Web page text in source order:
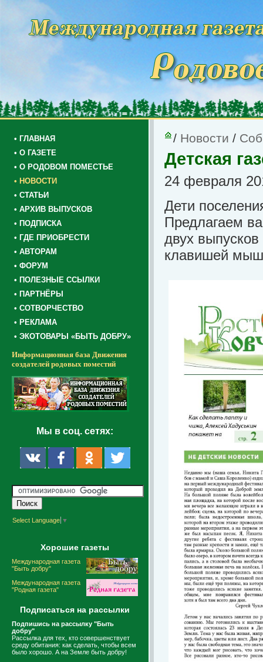
• ГЛАВНАЯ
• О ГАЗЕТЕ
• О РОДОВОМ ПОМЕСТЬЕ
• НОВОСТИ
• СТАТЬИ
• АРХИВ ВЫПУСКОВ
• ПОДПИСКА
• ГДЕ ПРИОБРЕСТИ
• АВТОРАМ
• ФОРУМ
• ПОЛЕЗНЫЕ ССЫЛКИ
• ПАРТНЁРЫ
• СОТВОРЧЕСТВО
• РЕКЛАМА
• ЭКОТОВАРЫ «БЫТЬ ДОБРУ»
Информационная база Движения
создателей родовых поместий
Мы в соц. сетях:
Select Language ▼
Хорошие газеты
Международная газета
"Быть добру"
Международная газета
"Родная газета"
Подписаться на рассылки
Подпишись на рассылку "Быть
добру"
Рассылка для тех, кто совершенствует
среду обитания: как сделать, чтобы всем
было хорошо. А на Земле быть добру!
/ Новости /
Детская
24 февраля
Дети
Предлагаем
двух
клавишей